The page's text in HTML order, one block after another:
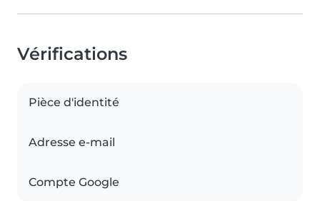
Vérifications
Pièce d'identité
Adresse e-mail
Compte Google